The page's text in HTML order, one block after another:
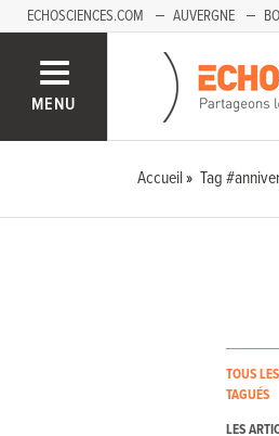
ECHOSCIENCES.COM AUVERGNE
SAVOIE MONT-BLANC
MENU
Accueil Tag
TOUS
TAGUÉS
LES